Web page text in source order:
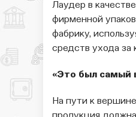
Лаудер в
фирменной
фабрику,
средств ухода
«Это был самый
На пути к